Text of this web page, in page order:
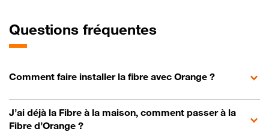
Questions fréquentes
Comment faire installer la fibre avec Orange ?
J’ai déjà la Fibre à la maison, comment passer à la
Fibre d’Orange ?